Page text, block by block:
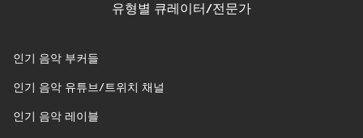
유형별 큐레이터/전문가
인기 음악 부커들
인기 음악 유튜브/트위치 채널
인기 음악 레이블